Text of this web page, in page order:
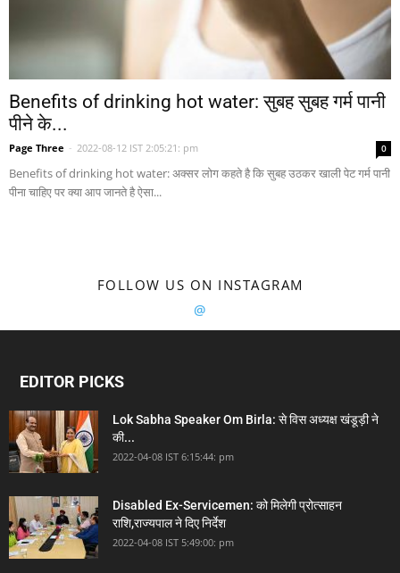
Benefits of drinking hot water: सुबह सुबह गर्म पानी
पीने के...
Page Three - 2022-08-12 IST 2:05:21: pm 0
Benefits of drinking hot water: अक्सर लोग कहते है कि सुबह उठकर खाली पेट गर्म पानी
पीना चाहिए पर क्या आप जानते है ऐसा...
FOLLOW US ON INSTAGRAM
@
EDITOR PICKS
Lok Sabha Speaker Om Birla: से विस अध्यक्ष खंडूड़ी ने
की...
2022-04-08 IST 6:15:44: pm
Disabled Ex-Servicemen: को मिलेगी प्रोत्साहन
राशि,राज्यपाल ने दिए निर्देश
2022-04-08 IST 5:49:00: pm